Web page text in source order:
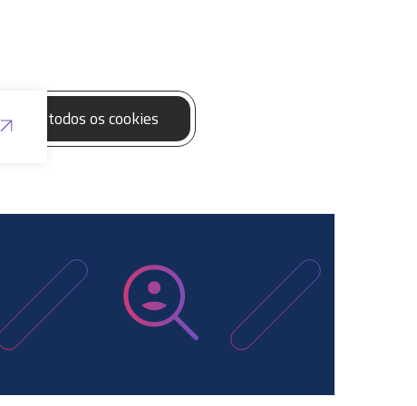
Aceitar todos os cookies